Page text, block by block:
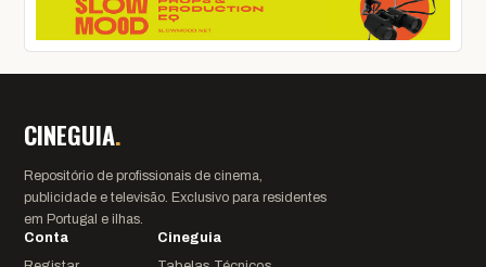
CINEGUIA.
Repositório de profissionais de cinema,
publicidade e televisão. Exclusivo para residentes
em Portugal e ilhas.
Conta
Cineguia